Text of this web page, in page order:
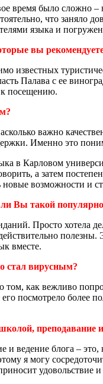
время было сложно –
что заняло
языка и
вы
известных
Палава с ее
к посещению.
важно
Именно это
в Карловом
а затем
возможности и
Вы такой
Просто хотела
вместе.
стал вирусным?
как вежливо
его посмотрело
преподавание и
ведение блога –
я могу
удовольствие